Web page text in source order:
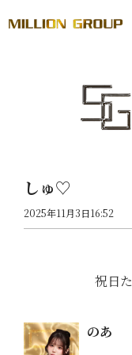
しゅ♡
2025年11月3日16:52
祝日
のあ